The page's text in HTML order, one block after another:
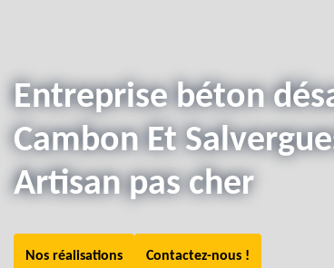
Entreprise béton
Cambon Et
Artisan pas cher
Nos réalisations Contactez-nous !